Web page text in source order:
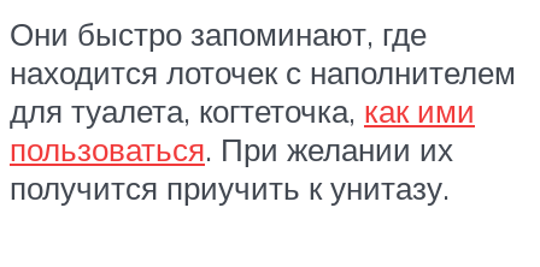
Они быстро запоминают, где
находится лоточек с наполнителем
для туалета, когтеточка, как ими
пользоваться. При желании их
получится приучить к унитазу.